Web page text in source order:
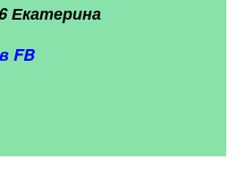
Екатерина
FB